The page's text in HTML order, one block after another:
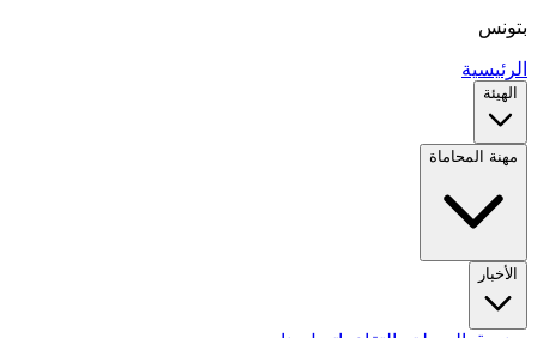
بتونس
الرئيسية
الهيئة
مهنة المحاماة
الأخبار